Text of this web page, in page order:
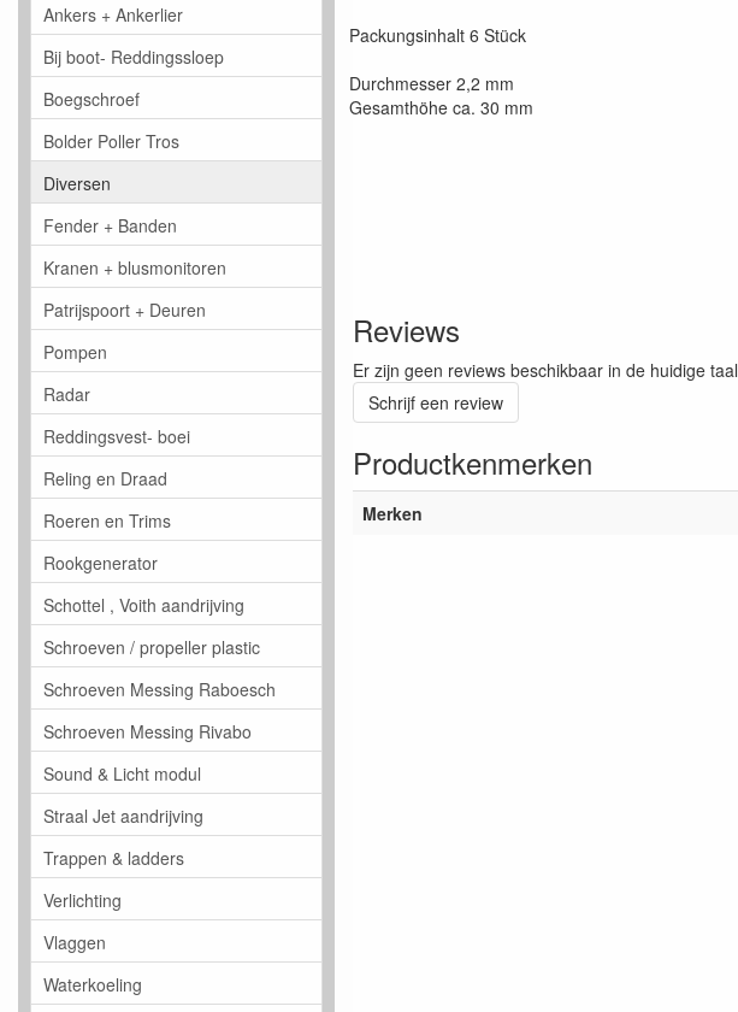
Ankers + Ankerlier
Bij boot- Reddingssloep
Boegschroef
Bolder Poller Tros
Diversen
Fender + Banden
Kranen + blusmonitoren
Patrijspoort + Deuren
Pompen
Radar
Reddingsvest- boei
Reling en Draad
Roeren en Trims
Rookgenerator
Schottel , Voith aandrijving
Schroeven / propeller plastic
Schroeven Messing Raboesch
Schroeven Messing Rivabo
Sound & Licht modul
Straal Jet aandrijving
Trappen & ladders
Verlichting
Vlaggen
Waterkoeling
Packungsinhalt 6 Stück
Durchmesser 2,2 mm
Gesamthöhe ca. 30 mm
Reviews
Er zijn geen reviews beschikbaar in de huidige taal
Schrijf een review
Productkenmerken
Merken